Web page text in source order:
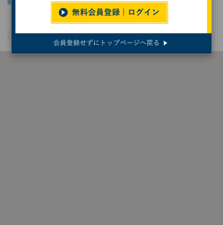
国立天文台 東北大学 星座 天文学